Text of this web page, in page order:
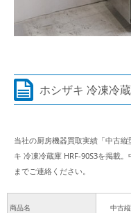
ホシザキ 冷凍冷
当社の厨房機器買取実績「中古
キ 冷凍冷蔵庫 HRF-90S3を掲載
までご連絡ください。
商品名 中古